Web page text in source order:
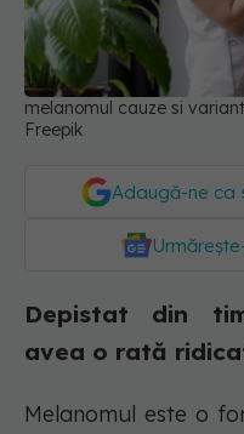
melanomul cauze si
Freepik
Adaugă-ne ca
Depistat din
avea o rată
Melanomul este o